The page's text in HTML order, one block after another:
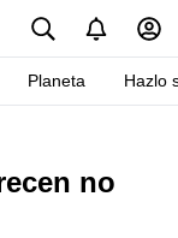
Planeta Hazlo
no